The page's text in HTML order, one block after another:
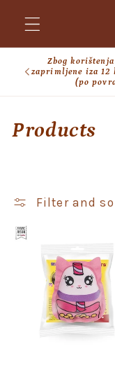
content
Zbog
zaprimljene iza 12
(po
C
l
e
Products
Filter and